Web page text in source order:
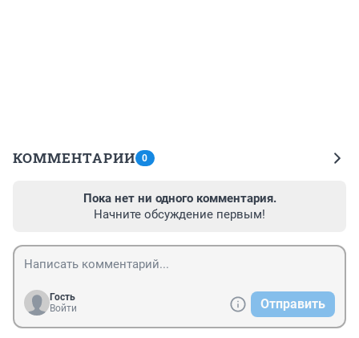
КОММЕНТАРИИ 0
Пока нет ни одного комментария.
Начните обсуждение первым!
Гость
Войти
Отправить